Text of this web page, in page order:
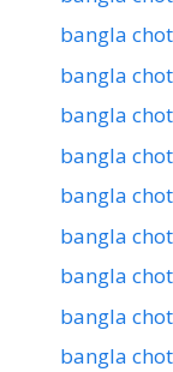
bangla
bangla
bangla
bangla
bangla
bangla
bangla
bangla
bangla